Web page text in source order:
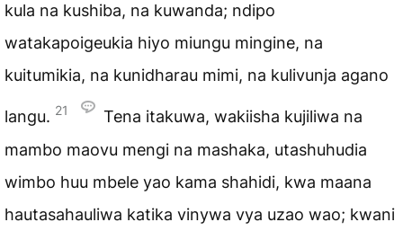
kula na kushiba, na kuwanda; ndipo
watakapoigeukia hiyo miungu mingine, na
kuitumikia, na kunidharau mimi, na kulivunja agano
langu. 21
Tena itakuwa, wakiisha kujiliwa na
mambo maovu mengi na mashaka, utashuhudia
wimbo huu mbele yao kama shahidi, kwa maana
hautasahauliwa katika vinywa vya uzao wao; kwani